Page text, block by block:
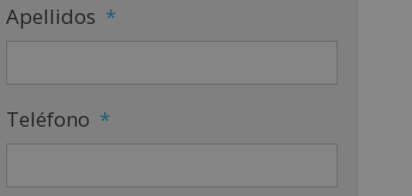
Apellidos *
Teléfono *